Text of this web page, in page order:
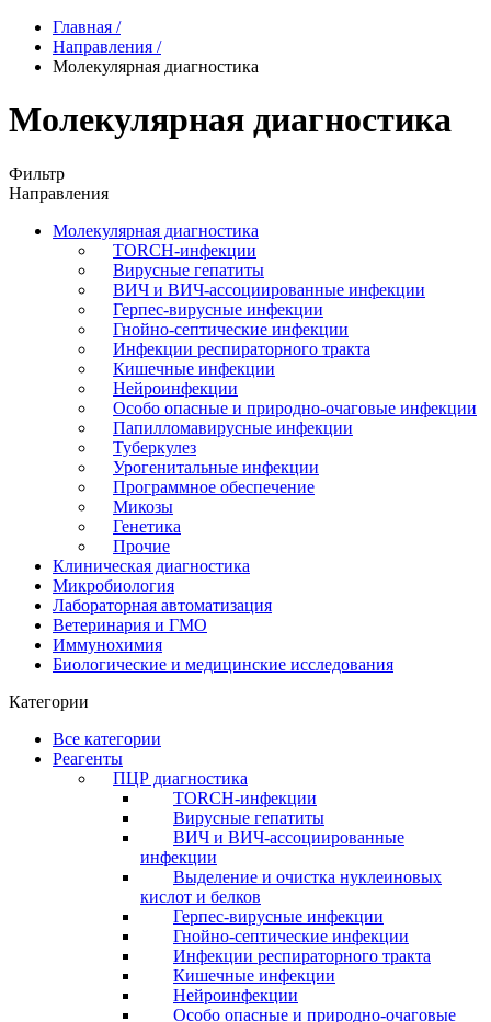
Главная /
Направления /
Молекулярная диагностика
Молекулярная диагностика
Фильтр
Направления
Молекулярная диагностика
TORCH-инфекции
Вирусные гепатиты
ВИЧ и ВИЧ-ассоциированные инфекции
Герпес-вирусные инфекции
Гнойно-септические инфекции
Инфекции респираторного тракта
Кишечные инфекции
Нейроинфекции
Особо опасные и природно-очаговые инфекции
Папилломавирусные инфекции
Туберкулез
Урогенитальные инфекции
Программное обеспечение
Микозы
Генетика
Прочие
Клиническая диагностика
Микробиология
Лабораторная автоматизация
Ветеринария и ГМО
Иммунохимия
Биологические и медицинские исследования
Категории
Все категории
Реагенты
ПЦР диагностика
TORCH-инфекции
Вирусные гепатиты
ВИЧ и ВИЧ-ассоциированные
инфекции
Выделение и очистка нуклеиновых
кислот и белков
Герпес-вирусные инфекции
Гнойно-септические инфекции
Инфекции респираторного тракта
Кишечные инфекции
Нейроинфекции
Особо опасные и природно-очаговые